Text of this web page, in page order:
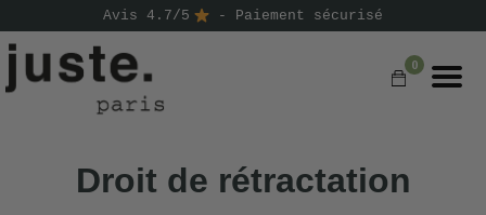
Avis 4.7/5 - Paiement sécurisé
0
Droit de rétractation
COMMANDER